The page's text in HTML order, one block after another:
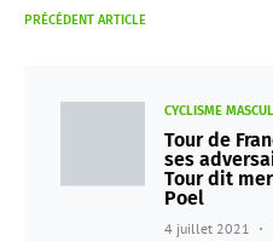
PRÉCÉDENT ARTICLE
CYCLISME
Tour de
ses
Tour dit
Poel
4 juillet 2021